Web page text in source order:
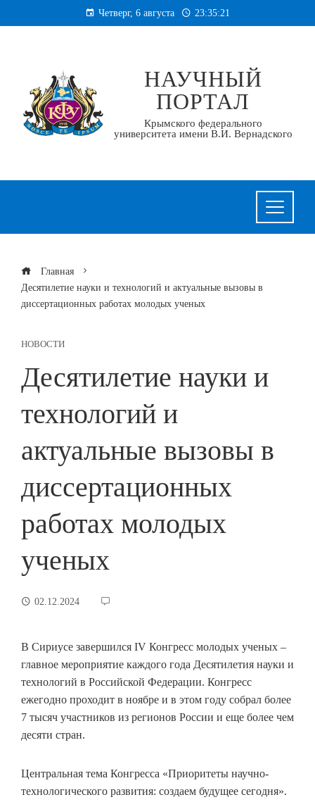
к
Четверг, 6 августа 23:35:21
НАУЧНЫЙ
ПОРТАЛ
Крымского федерального
университета имени В.И. Вернадского
Главная
Десятилетие науки и технологий и актуальные вызовы в
диссертационных работах молодых ученых
НОВОСТИ
Десятилетие науки и
технологий и
актуальные вызовы в
диссертационных
работах молодых
ученых
02.12.2024
В Сириусе завершился IV Конгресс молодых ученых –
главное мероприятие каждого года Десятилетия науки и
технологий в Российской Федерации. Конгресс
ежегодно проходит в ноябре и в этом году собрал более
7 тысяч участников из регионов России и еще более чем
десяти стран.
Центральная тема Конгресса «Приоритеты научно-
технологического развития: создаем будущее сегодня».